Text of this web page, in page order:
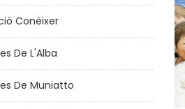
Conèixer
De L'Alba
De Muniatto